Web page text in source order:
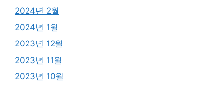
2024년 2월
2024년 1월
2023년 12월
2023년 11월
2023년 10월